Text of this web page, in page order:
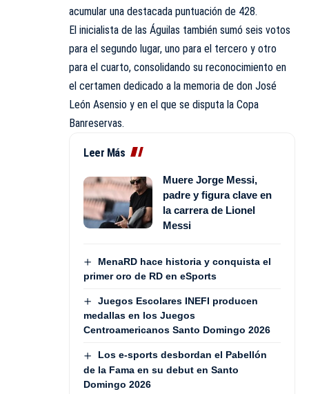
acumular una destacada puntuación de 428.
El inicialista de las Águilas también sumó seis votos
para el segundo lugar, uno para el tercero y otro
para el cuarto, consolidando su reconocimiento en
el certamen dedicado a la memoria de don José
León Asensio y en el que se disputa la Copa
Banreservas.
Leer Más
Muere Jorge Messi,
padre y figura clave en
la carrera de Lionel
Messi
MenaRD hace historia y conquista el
primer oro de RD en eSports
Juegos Escolares INEFI producen
medallas en los Juegos
Centroamericanos Santo Domingo 2026
Los e-sports desbordan el Pabellón
de la Fama en su debut en Santo
Domingo 2026